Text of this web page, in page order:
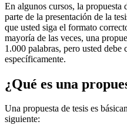
En algunos cursos, la propuesta
parte de la presentación de la
que usted siga el formato
mayoría de las veces, una
1.000 palabras, pero usted
específicamente.
¿Qué es una
Una propuesta de tesis es
siguiente: